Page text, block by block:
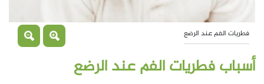
فطريات الفم عند الرضع
أسباب فطريات الفم عند الرضع